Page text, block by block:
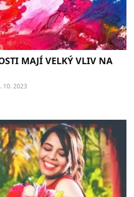
MAJÍ VELKÝ VLIV NA
10. 2023